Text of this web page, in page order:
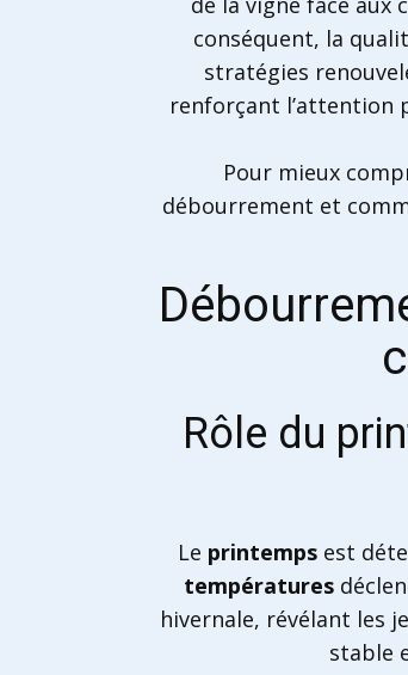
conséquent, la
stratégies
renforçant l’attention
Pour mieux
débourrement et
Rôle du
Le printemps est
températures
hivernale, révélant les
stable